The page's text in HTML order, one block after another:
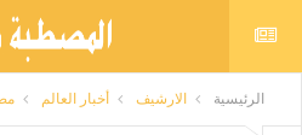
الرئيسية الارشيف أخبار العالم